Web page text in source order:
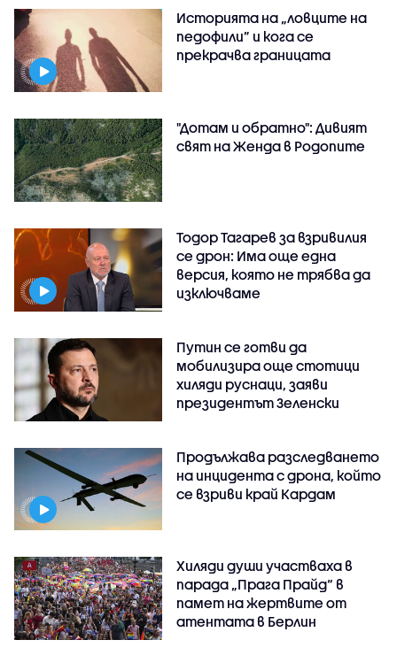
Историята на „ловците на
педофили” и кога се
прекрачва границата
"Дотам и обратно": Дивият
свят на Женда в Родопите
Тодор Тагарев за взривилия
се дрон: Има още една
версия, която не трябва да
изключваме
Путин се готви да
мобилизира още стотици
хиляди руснаци, заяви
президентът Зеленски
Продължава разследването
на инцидента с дрона, който
се взриви край Кардам
Хиляди души участваха в
парада „Прага Прайд“ в
памет на жертвите от
атентата в Берлин